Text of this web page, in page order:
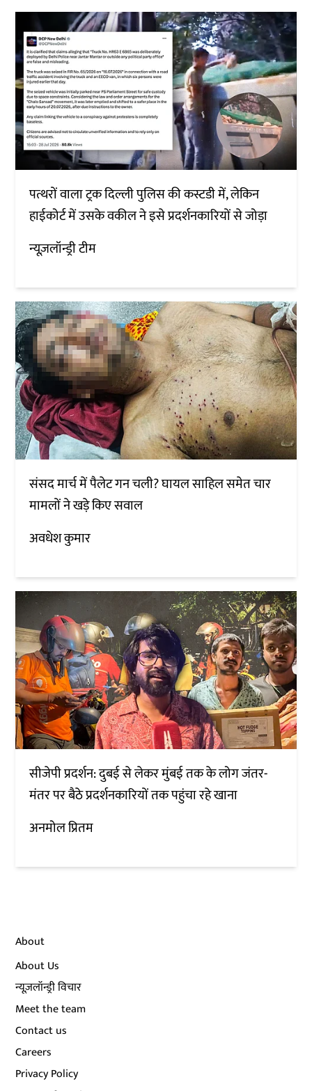
पत्थरों वाला ट्रक दिल्ली पुलिस की कस्टडी में, लेकिन
हाईकोर्ट में उसके वकील ने इसे प्रदर्शनकारियों से जोड़ा
न्यूज़लॉन्ड्री टीम
संसद मार्च में पैलेट गन चली? घायल साहिल समेत चार
मामलों ने खड़े किए सवाल
अवधेश कुमार
सीजेपी प्रदर्शन: दुबई से लेकर मुंबई तक के लोग जंतर-
मंतर पर बैठे प्रदर्शनकारियों तक पहुंचा रहे खाना
अनमोल प्रितम
About
About Us
न्यूज़लॉन्ड्री विचार
Meet the team
Contact us
Careers
Privacy Policy